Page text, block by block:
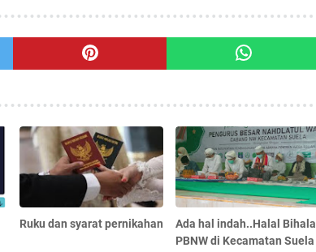
Ruku dan syarat pernikahan
Ada hal indah..Halal Bihalal
PBNW di Kecamatan Suela